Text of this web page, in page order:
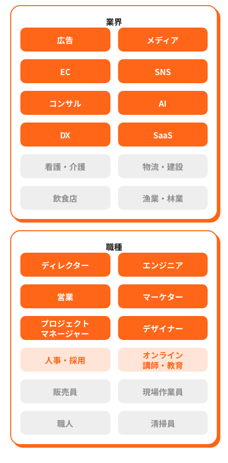
業界
広告
メディア
EC SNS
コンサル AI
DX SaaS
看護・介護 物流・建設
飲食店 漁業・林業
職種
ディレクター
エンジニア
営業 マーケター
プロジェクト
マネージャー
デザイナー
人事・採用
オンライン
講師・教育
販売員 現場作業員
職人 清掃員